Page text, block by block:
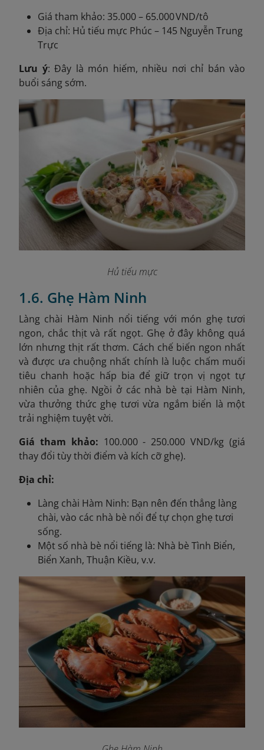
Giá tham khảo: 35.000 – 65.000 VND/tô
Địa chỉ: Hủ tiếu mực Phúc – 145 Nguyễn Trung
Trực
Lưu ý: Đây là món hiếm, nhiều nơi chỉ bán vào
buổi sáng sớm.
Hủ tiếu mực
1.6. Ghẹ Hàm Ninh
Làng chài Hàm Ninh nổi tiếng với món ghẹ tươi
ngon, chắc thịt và rất ngọt. Ghẹ ở đây không quá
lớn nhưng thịt rất thơm. Cách chế biến ngon nhất
và được ưa chuộng nhất chính là luộc chấm muối
tiêu chanh hoặc hấp bia để giữ trọn vị ngọt tự
nhiên của ghẹ. Ngồi ở các nhà bè tại Hàm Ninh,
vừa thưởng thức ghẹ tươi vừa ngắm biển là một
trải nghiệm tuyệt vời.
Giá tham khảo: 100.000 - 250.000 VND/kg (giá
thay đổi tùy thời điểm và kích cỡ ghẹ).
Địa chỉ:
Làng chài Hàm Ninh: Bạn nên đến thẳng làng
chài, vào các nhà bè nổi để tự chọn ghẹ tươi
sống.
Một số nhà bè nổi tiếng là: Nhà bè Tình Biển,
Biển Xanh, Thuận Kiều, v.v.